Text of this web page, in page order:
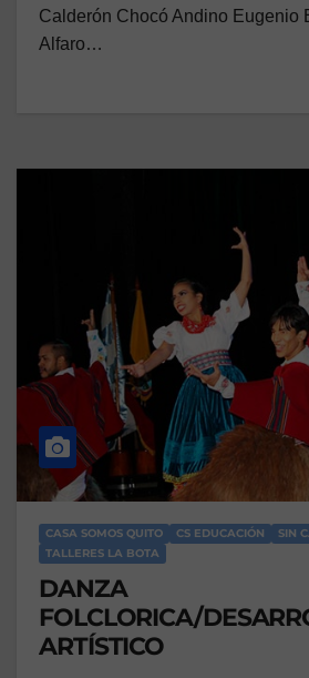
Calderón Chocó Andino Eugenio
Alfaro…
CASA SOMOS QUITO CS EDUCACIÓN
SIN
TALLERES LA BOTA
DANZA
FOLCLORICA/
ARTÍSTICO